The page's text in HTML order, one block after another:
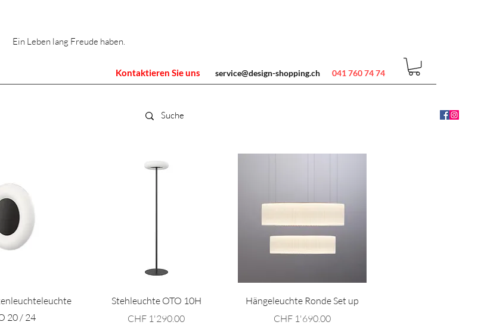
Ein Leben lang Freude haben.
Kontaktieren Sie uns service@design-shopping.ch 041 760 74 74
20 / 24
Schnellansicht
Stehleuchte OTO 10H
Preis
CHF 1'290.00
Schnellansicht
Hängeleuchte Ronde Set up
Preis
CHF 1'690.00